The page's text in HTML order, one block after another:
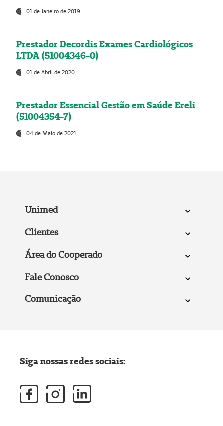
01 de Janeiro de 2019
Prestador Decordis Exames Cardiológicos
LTDA (51004346-0)
01 de Abril de 2020
Prestador Essencial Gestão em Saúde Ereli
(51004354-7)
04 de Maio de 2021
Unimed
Clientes
Área do Cooperado
Fale Conosco
Comunicação
Siga nossas redes sociais: